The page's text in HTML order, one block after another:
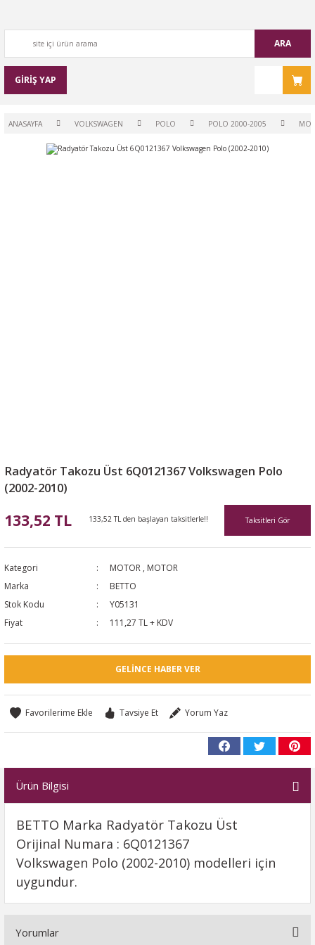
ARA
GİRİŞ YAP
ANASAYFA VOLKSWAGEN POLO POLO 2000-2005
Radyatör Takozu Üst 6Q0121367 Volkswagen Polo
(2002-2010)
133,52 TL 133,52 TL den başlayan taksitlerle!! Taksitleri Gör
Kategori MOTOR , MOTOR
Marka
BETTO
Stok Kodu
Y05131
Fiyat
111,27 TL + KDV
GELINCE HABER VER
Tavsiye Et Yorum Yaz
Ürün Bilgisi
BETTO Marka Radyatör Takozu Üst
Orijinal Numara : 6Q0121367
Volkswagen Polo (2002-2010) modelleri için
uygundur.
Yorumlar